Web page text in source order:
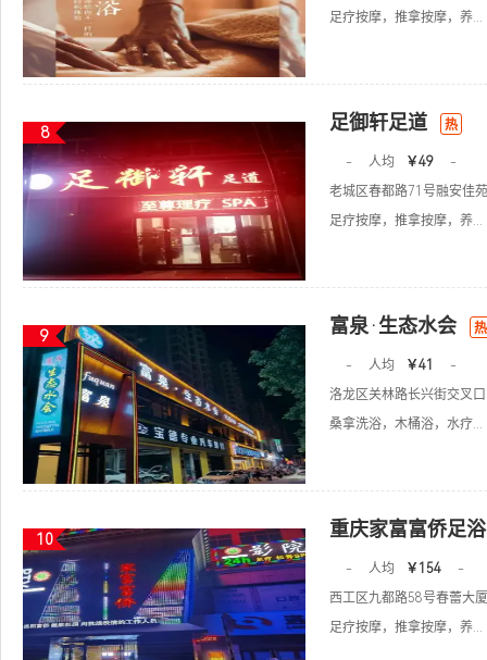
足疗按摩，推拿按摩，养...
8 足御轩足道 热
- 人均 ￥49
-
老城区春都路71号融安佳
足疗按摩，推拿按摩，养...
9 富泉·生态水会 热
- 人均 ￥41
-
洛龙区关林路长兴街交叉
桑拿洗浴，木桶浴，水疗...
10 重庆家富富侨足
- 人均 ￥154
-
西工区九都路58号春蕾大
足疗按摩，推拿按摩，养...